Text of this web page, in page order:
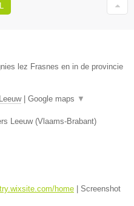
lez Frasnes en in de provincie
| Google maps ▼
Leeuw(Vlaams-Brabant)
home
Screenshot